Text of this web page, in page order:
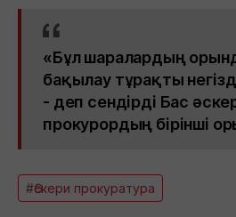
«Бұл шаралардың
бақылау тұрақты
- деп сендірді Бас
прокурордың бірінші
#Әскери прокуратура